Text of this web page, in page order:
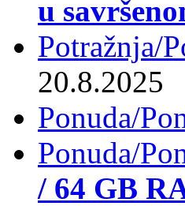
u
Potražnja/
20.8.2025
Ponuda/
Ponuda/
/ 64 GB